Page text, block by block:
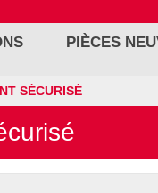
PIÈCES
SÉCURISÉ